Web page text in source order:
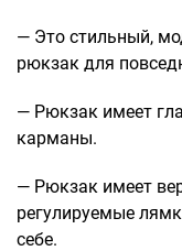
— Это стильный,
рюкзак для
— Рюкзак имеет
карманы.
— Рюкзак имеет
регулируемые
себе.